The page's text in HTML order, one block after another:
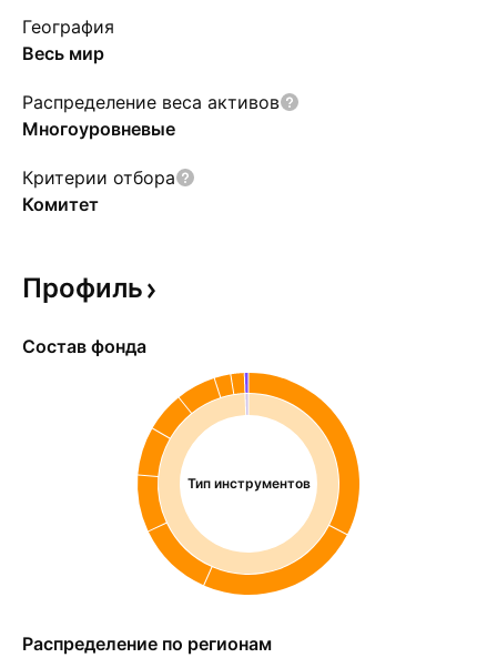
География
Весь мир
Распределение веса активов
Многоуровневые
Критерии отбора
Комитет
Профиль
Состав фонда
Тип инструментов
Распределение по регионам